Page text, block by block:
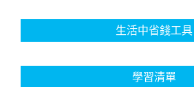
生活中省錢工具
學習清單